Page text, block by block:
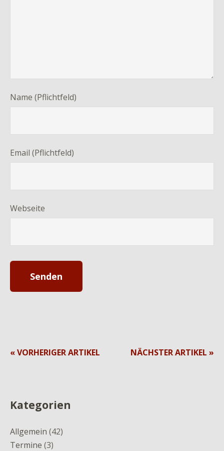
Name (Pflichtfeld)
Email (Pflichtfeld)
Webseite
NÄCHSTER ARTIKEL »
« VORHERIGER ARTIKEL
Kategorien
Allgemein (42)
Termine (3)